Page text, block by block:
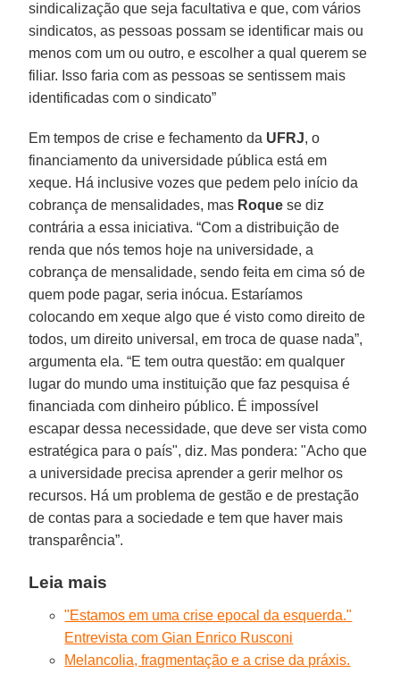
sindicalização que seja facultativa e que, com vários
sindicatos, as pessoas possam se identificar mais ou
menos com um ou outro, e escolher a qual querem se
filiar. Isso faria com as pessoas se sentissem mais
identificadas com o sindicato”
Em tempos de crise e fechamento da UFRJ, o
financiamento da universidade pública está em
xeque. Há inclusive vozes que pedem pelo início da
cobrança de mensalidades, mas Roque se diz
contrária a essa iniciativa. “Com a distribuição de
renda que nós temos hoje na universidade, a
cobrança de mensalidade, sendo feita em cima só de
quem pode pagar, seria inócua. Estaríamos
colocando em xeque algo que é visto como direito de
todos, um direito universal, em troca de quase nada”,
argumenta ela. “E tem outra questão: em qualquer
lugar do mundo uma instituição que faz pesquisa é
financiada com dinheiro público. É impossível
escapar dessa necessidade, que deve ser vista como
estratégica para o país", diz. Mas pondera: "Acho que
a universidade precisa aprender a gerir melhor os
recursos. Há um problema de gestão e de prestação
de contas para a sociedade e tem que haver mais
transparência”.
Leia mais
"Estamos em uma crise epocal da esquerda."
Entrevista com Gian Enrico Rusconi
Melancolia, fragmentação e a crise da práxis.